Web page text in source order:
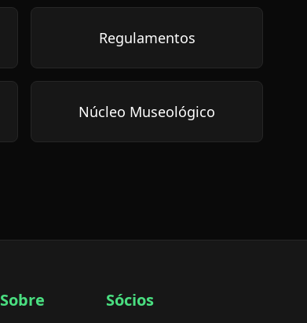
Regulamentos
Núcleo Museológico
Sobre Sócios